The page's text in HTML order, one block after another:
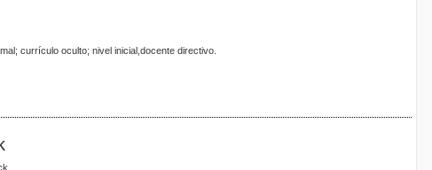
currículo oculto; nivel inicial,docente directivo.